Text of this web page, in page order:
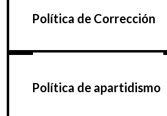
Política de Corrección
Política de apartidismo